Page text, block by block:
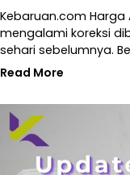
Kebaruan.com
mengalami koreksi
sehari sebelumnya.
Read More